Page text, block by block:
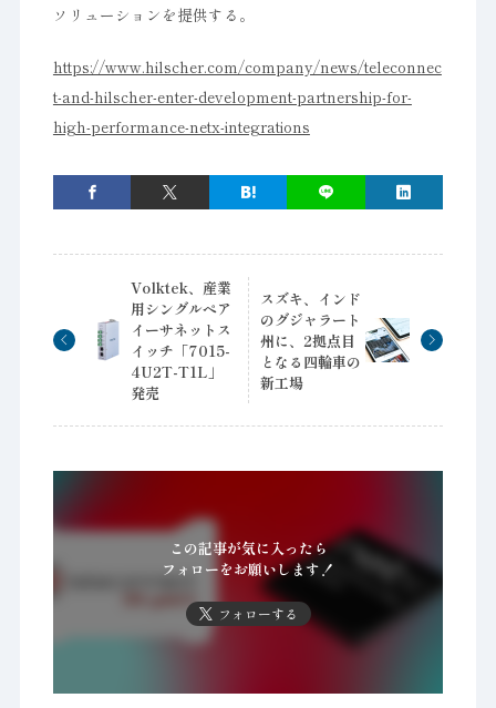
ソリューションを提供する。
https://www.hilscher.com/company/news/teleconnec
t-and-hilscher-enter-development-partnership-for-
high-performance-netx-integrations
Volktek、産業
用シングルペア
イーサネットス
イッチ「7015-
4U2T-T1L」
発売
スズキ、インド
のグジャラート
州に、2拠点目
となる四輪車の
新工場
この記事が気に入ったら
フォローをお願いします！
フォローする